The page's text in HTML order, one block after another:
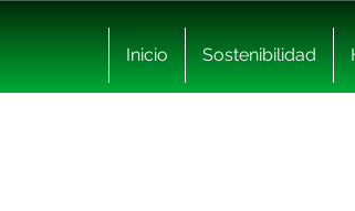
Inicio Sostenibilidad